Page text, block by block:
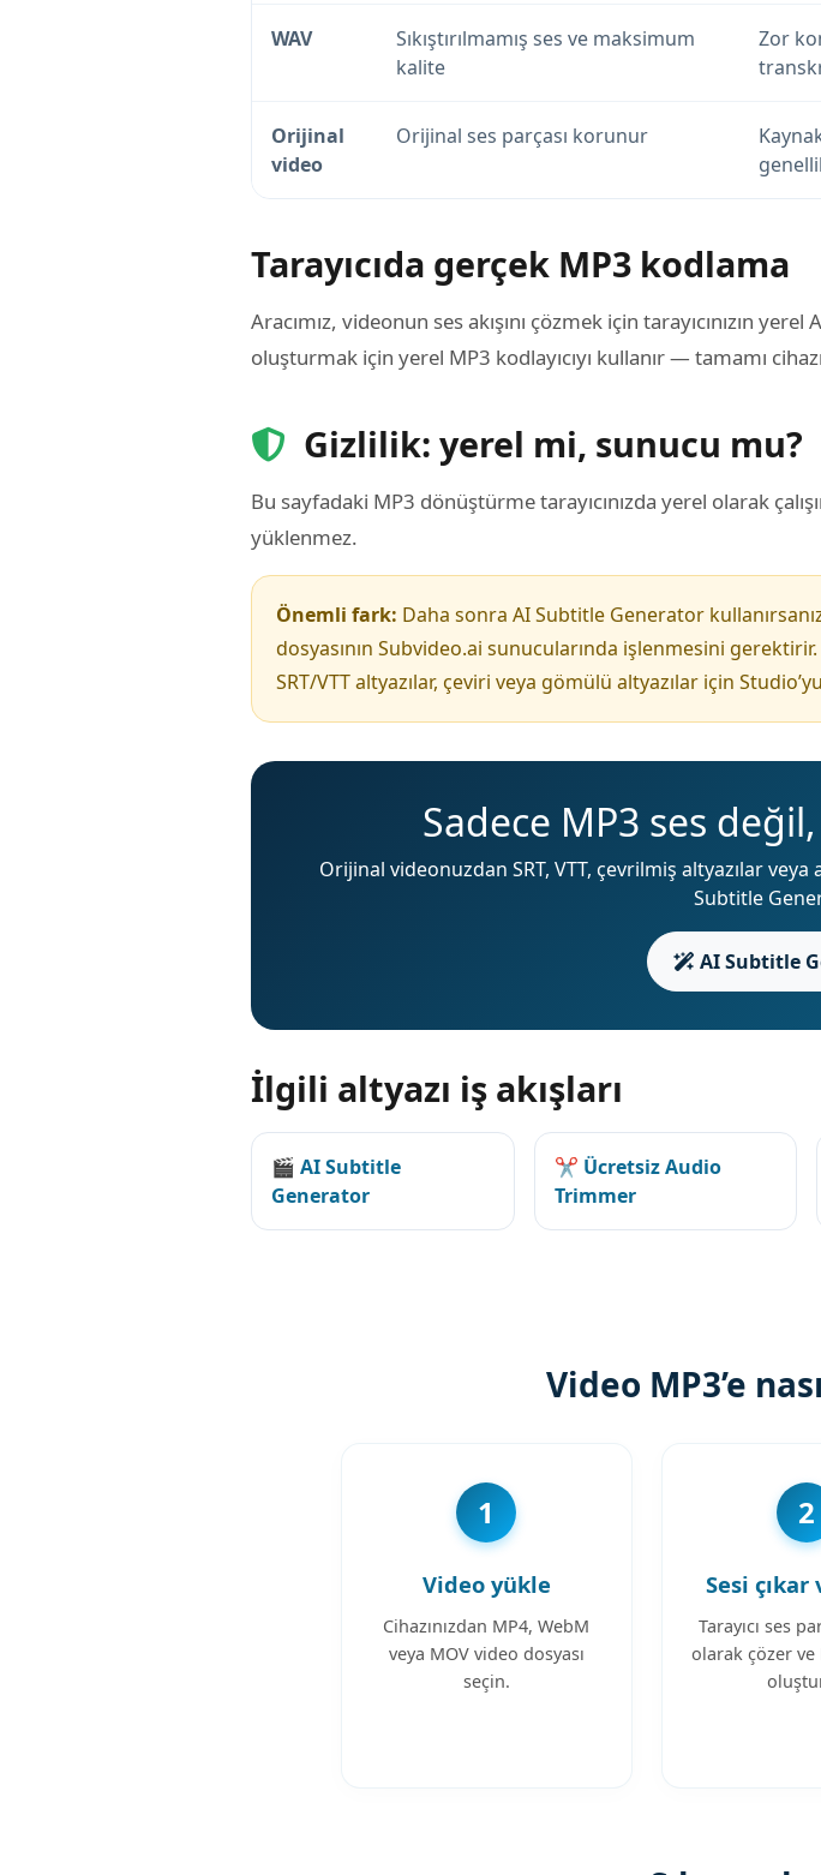
WAV
Sıkıştırılmamış ses ve maksimum
kalite
Zor
Orijinal
video
Orijinal ses parçası korunur
Tarayıcıda gerçek MP3 kodlama
Aracımız, videonun ses akışını çözmek için tarayıcınızın
oluşturmak için yerel MP3 kodlayıcıyı kullanır — tamamı
Gizlilik: yerel mi, sunucu mu?
Bu sayfadaki MP3 dönüştürme tarayıcınızda yerel olarak
yüklenmez.
Önemli fark: Daha sonra AI Subtitle Generator
dosyasının Subvideo.ai sunucularında işlenmesini
SRT/VTT altyazılar, çeviri veya gömülü altyazılar için
Sadece MP3 ses
Orijinal videonuzdan SRT, VTT, çevrilmiş altyazılar
Subtitle
AI Subtitle
İlgili altyazı iş akışları
🎬 AI Subtitle
Generator
✂️ Ücretsiz Audio
Trimmer
Video MP3’e
1
Video yükle
Cihazınızdan MP4, WebM
veya MOV video dosyası
seçin.
2
Sesi çıkar
Tarayıcı ses
olarak çözer ve